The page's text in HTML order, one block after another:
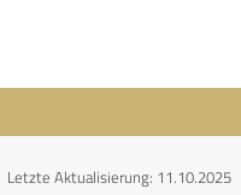
Letzte Aktualisierung: 11.10.2025